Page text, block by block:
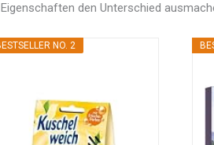
den Unterschied
NO. 2